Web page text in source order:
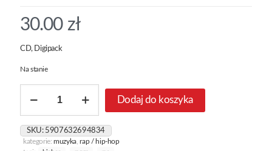
30.00 zł
CD, Digipack
Na stanie
Pierwszy
Dodaj do koszyka
SKU: 5907632694834
kategorie:muzyka,rap / hip-hop